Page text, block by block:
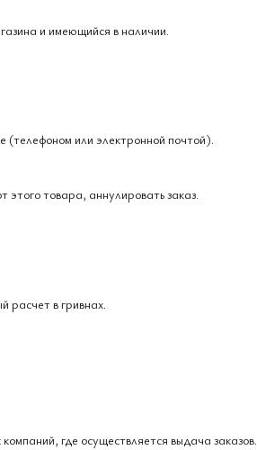
и имеющийся в наличии.
(телефоном или электронной почтой).
этого товара, аннулировать заказ.
расчет в гривнах.
где осуществляется выдача заказов.